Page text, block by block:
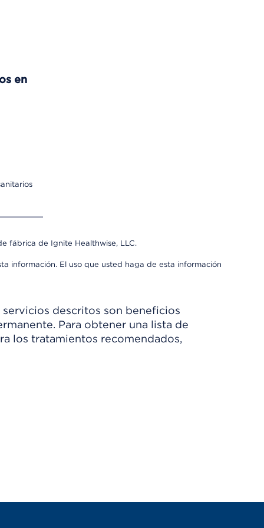
en
fábrica de Ignite Healthwise, LLC.
información. El uso que usted haga de esta información
descritos son beneficios
Para obtener una lista de
los tratamientos recomendados,